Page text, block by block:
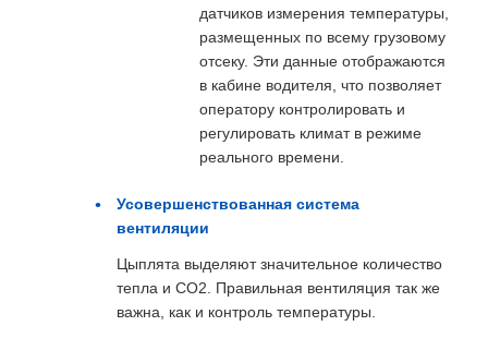
датчиков измерения температуры,
размещенных по всему грузовому
отсеку. Эти данные отображаются
в кабине водителя, что позволяет
оператору контролировать и
регулировать климат в режиме
реального времени.
Усовершенствованная система
вентиляции
Цыплята выделяют значительное количество
тепла и CO2. Правильная вентиляция так же
важна, как и контроль температуры.